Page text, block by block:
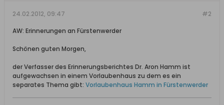
#2
24.02.2012, 09:47
AW: Erinnerungen an Fürstenwerder
Schönen guten Morgen,
der Verfasser des Erinnerungsberichtes Dr. Aron Hamm ist
aufgewachsen in einem Vorlaubenhaus zu dem es ein
separates Thema gibt: Vorlaubenhaus Hamm in Fürstenwerder